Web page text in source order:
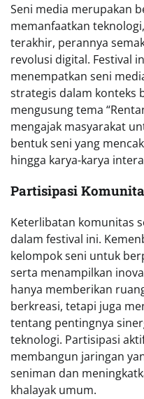
Seni media merupakan
memanfaatkan
terakhir, perannya
revolusi digital. Festival
menempatkan seni
strategis dalam konteks
mengusung tema
mengajak masyarakat
bentuk seni yang
hingga karya-karya
Partisipasi
Keterlibatan komunitas
dalam festival ini.
kelompok seni untuk
serta menampilkan
hanya memberikan
berkreasi, tetapi juga
tentang pentingnya
teknologi. Partisipasi
membangun jaringan
seniman dan
khalayak umum.